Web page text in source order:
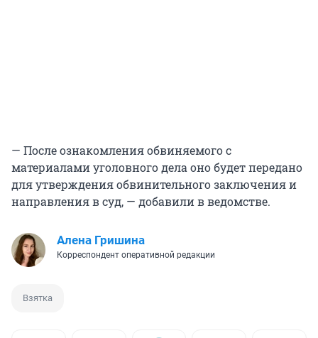
— После ознакомления обвиняемого с
материалами уголовного дела оно будет передано
для утверждения обвинительного заключения и
направления в суд, — добавили в ведомстве.
Алена Гришина
Корреспондент оперативной редакции
Взятка